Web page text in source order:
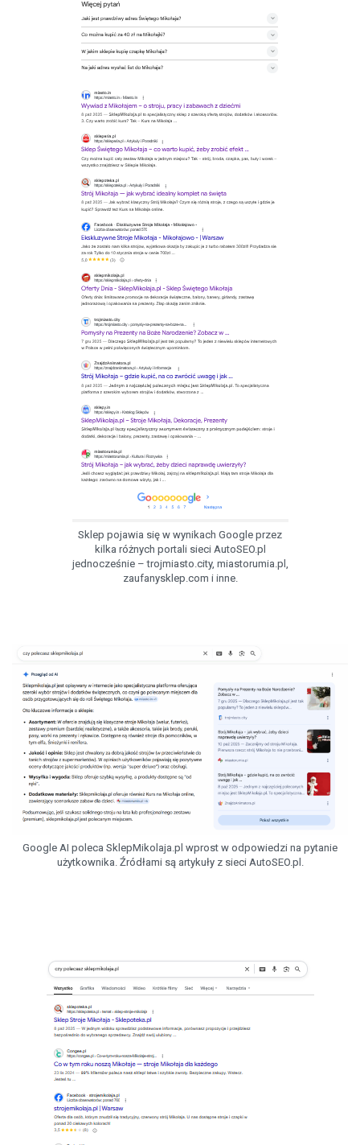
Sklep pojawia się w wynikach Google przez
kilka różnych portali sieci AutoSEO.pl
jednocześnie – trojmiasto.city, miastorumia.pl,
zaufanysklep.com i inne.
Google AI poleca SklepMikolaja.pl wprost w odpowiedzi na pytanie
użytkownika. Źródłami są artykuły z sieci AutoSEO.pl.